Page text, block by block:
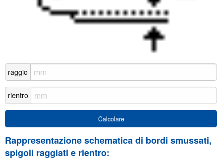
raggio
rientro
Rappresentazione schematica di bordi smussati,
spigoli raggiati e rientro: